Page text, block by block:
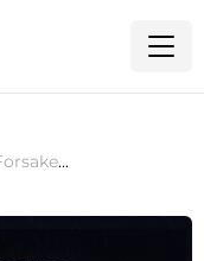
FromSoftware анонсувала DLC The Forsaken Hollows для Elden Ring: Nightreign — реліз у грудні 2025 року